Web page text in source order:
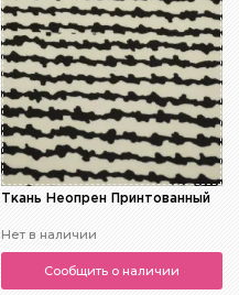
Ткань Неопрен Принтованный
Нет в наличии
Сообщить о наличии